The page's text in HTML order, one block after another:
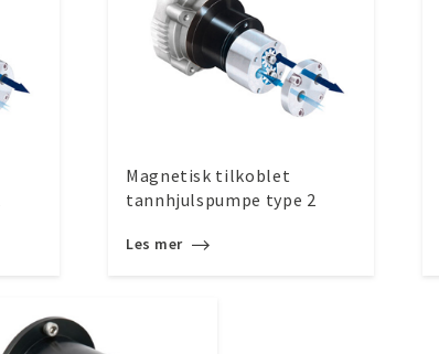
Magnetisk tilkoblet
tannhjulspumpe type 2
Les mer